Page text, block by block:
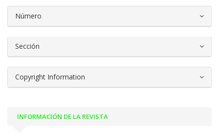
Número
Sección
Copyright Information
INFORMACIÓN DE LA REVISTA